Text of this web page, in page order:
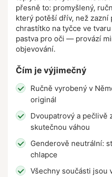
přesně to: promyšlený,
který potěší dřív, než zazní
chrastítko na tyčce ve
pastva pro oči — provází
objevování.
Čím je výjimečný
Ručně vyrobený v
originál
Dvoupatrový a pečlivě
skutečnou váhou
Genderově neutrální:
chlapce
Všechny součásti jsou